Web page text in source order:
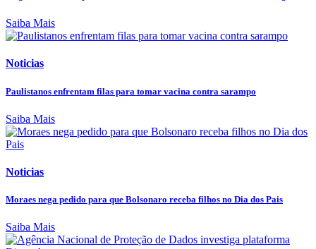
Saiba Mais
Noticias
Paulistanos enfrentam filas para tomar vacina contra sarampo
Saiba Mais
Noticias
Moraes nega pedido para que Bolsonaro receba filhos no Dia dos Pais
Saiba Mais